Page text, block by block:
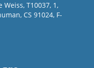
T10037, 1,
CS 91024, F-